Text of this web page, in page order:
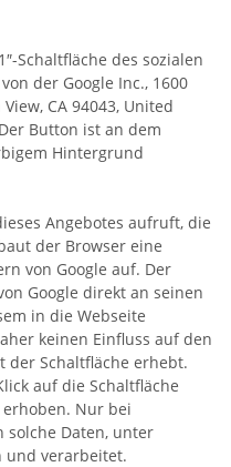
Schaltfläche des sozialen
der Google Inc., 1600
CA 94043, United
Button ist an dem
Hintergrund
Angebotes aufruft, die
der Browser eine
von Google auf. Der
Google direkt an seinen
in die Webseite
keinen Einfluss auf den
der Schaltfläche erhebt.
auf die Schaltfläche
Nur bei
solche Daten, unter
und verarbeitet.